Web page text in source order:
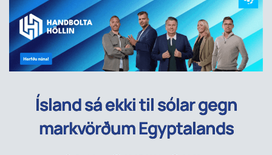
Ísland sá ekki til sólar gegn
markvörðum Egyptalands